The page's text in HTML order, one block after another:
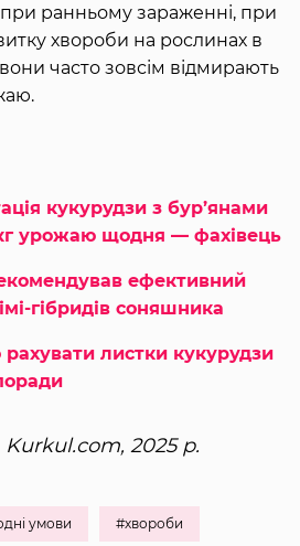
ранньому зараженні, при
хвороби на рослинах в
часто зовсім відмирають
кукурудзи з бур’янами
урожаю щодня — фахівець
ефективний
гібридів соняшника
листки кукурудзи
Kurkul.com, 2025 р.
умови #хвороби